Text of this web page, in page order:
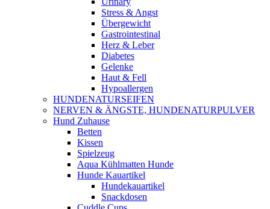
Stress & Angst
Übergewicht
Gastrointestinal
Herz & Leber
Diabetes
Gelenke
Haut & Fell
Hypoallergen
HUNDENATURSEIFEN
NERVEN & ÄNGSTE, HUNDENATURPULVER
Hund Zuhause
Betten
Kissen
Spielzeug
Aqua Kühlmatten Hunde
Hunde Kauartikel
Hundekauartikel
Snackdosen